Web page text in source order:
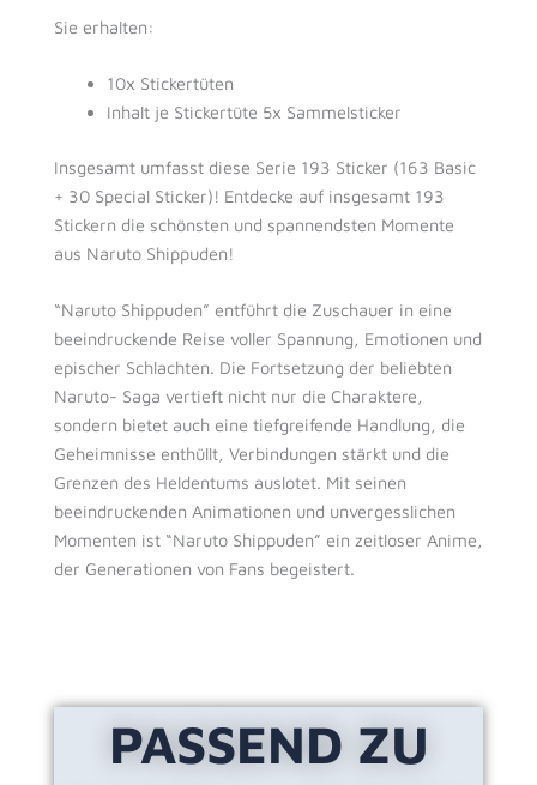
Sie erhalten:
10x Stickertüten
Inhalt je Stickertüte 5x Sammelsticker
Insgesamt umfasst diese Serie 193 Sticker (163 Basic
+ 30 Special Sticker)! Entdecke auf insgesamt 193
Stickern die schönsten und spannendsten Momente
aus Naruto Shippuden!
“Naruto Shippuden” entführt die Zuschauer in eine
beeindruckende Reise voller Spannung, Emotionen und
epischer Schlachten. Die Fortsetzung der beliebten
Naruto- Saga vertieft nicht nur die Charaktere,
sondern bietet auch eine tiefgreifende Handlung, die
Geheimnisse enthüllt, Verbindungen stärkt und die
Grenzen des Heldentums auslotet. Mit seinen
beeindruckenden Animationen und unvergesslichen
Momenten ist “Naruto Shippuden” ein zeitloser Anime,
der Generationen von Fans begeistert.
PASSEND ZU